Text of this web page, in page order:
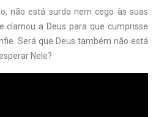
não está surdo nem cego às suas
clamou a Deus para que cumprisse
Será que Deus também não está
Nele?